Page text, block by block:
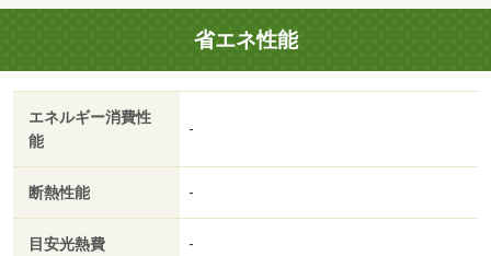
円／月・インターネット使用料（ベーシックプラン）３，
６３０円／月・インターネット使用料（ライトプラン）
２，６４０円／月・他交通手段：高山本線美濃太田駅バス
４分西町公民館南停歩３分/カギ交換費用 16500円/基本清
掃費（税込） 41800円
省エネ性能
エネルギー消費性
能
-
断熱性能 -
目安光熱費 -